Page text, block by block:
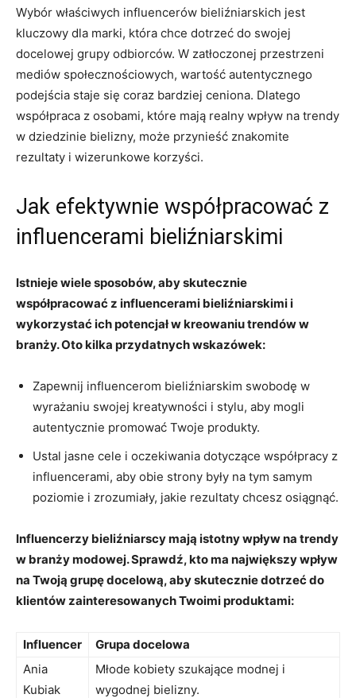
Wybór właściwych ⁤influencerów bieliźniarskich jest
kluczowy‌ dla‍ marki, która chce dotrzeć​ do swojej
docelowej grupy ⁤odbiorców.‍ W⁤ zatłoczonej przestrzeni
‍mediów społecznościowych, wartość⁤ autentycznego
podejścia staje się coraz bardziej ceniona. ⁤Dlatego
współpraca z osobami, które mają ⁤realny wpływ na trendy
w dziedzinie bielizny, może przynieść znakomite
rezultaty​ i‌ wizerunkowe korzyści.
Jak efektywnie współpracować z
influencerami bieliźniarskimi
Istnieje wiele sposobów,​ aby skutecznie
współpracować z influencerami bieliźniarskimi i
wykorzystać ich potencjał w kreowaniu trendów w‌
branży. Oto kilka przydatnych wskazówek:
Zapewnij influencerom ⁢bieliźniarskim swobodę⁣ w
wyrażaniu swojej kreatywności ‌i stylu, aby mogli
autentycznie promować Twoje produkty.
Ustal ⁣jasne cele i⁣ oczekiwania dotyczące współpracy z
influencerami, aby obie⁣ strony były‍ na tym samym
poziomie i zrozumiały, jakie rezultaty chcesz osiągnąć.
Influencerzy bieliźniarscy mają‌ istotny wpływ na⁤ trendy
w branży modowej. ⁤Sprawdź,⁢ kto ⁤ma największy ⁢wpływ
na Twoją grupę⁤ docelową, aby skutecznie dotrzeć do
⁤klientów zainteresowanych Twoimi produktami:
Influencer
Grupa docelowa
Ania
Kubiak
Młode kobiety szukające modnej i
wygodnej bielizny.